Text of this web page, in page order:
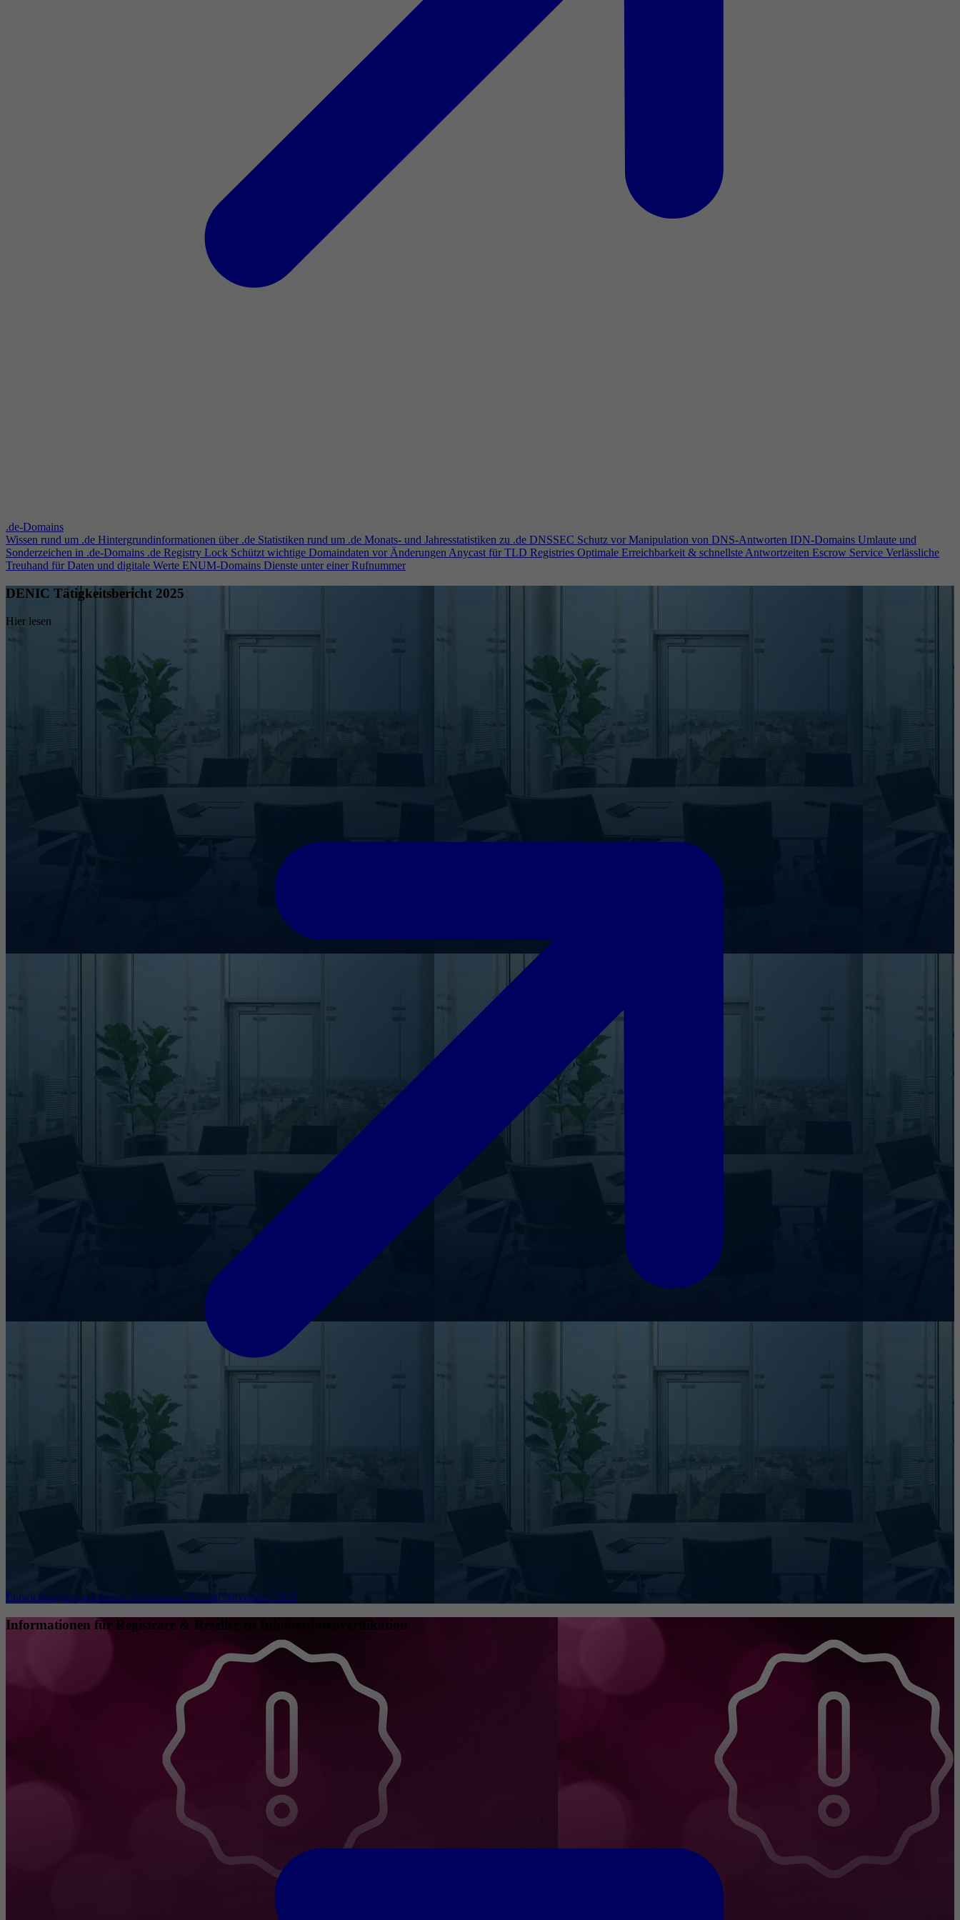
.de-Domains
Wissen rund um .de Hintergrundinformationen über .de Statistiken rund um .de Monats- und Jahresstatistiken zu .de DNSSEC Schutz vor Manipulation von DNS-Antworten IDN-Domains Umlaute und
Sonderzeichen in .de-Domains .de Registry Lock Schützt wichtige Domaindaten vor ÄnderungenAnycast für TLD Registries Optimale Erreichbarkeit & schnellste Antwortzeiten Escrow Service Verlässliche
Treuhand für Daten und digitale Werte ENUM-Domains Dienste unter einer Rufnummer
DENIC Tätigkeitsbericht 2025
Hier lesen
Entwicklungen im Internet Governance Umfeld November 2025
Informationen für Registrare & Reseller zu Inhaberdatenverifikation